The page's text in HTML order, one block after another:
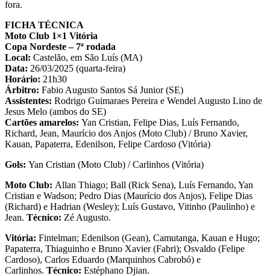
fora.
FICHA TÉCNICA
Moto Club 1×1 Vitória
Copa Nordeste – 7ª rodada
Local: Castelão, em São Luís (MA)
Data: 26/03/2025 (quarta-feira)
Horário: 21h30
Árbitro: Fabio Augusto Santos Sá Junior (SE)
Assistentes: Rodrigo Guimaraes Pereira e Wendel Augusto Lino de
Jesus Melo (ambos do SE)
Cartões amarelos: Yan Cristian, Felipe Dias, Luís Fernando,
Richard, Jean, Maurício dos Anjos (Moto Club) / Bruno Xavier,
Kauan, Papaterra, Edenilson, Felipe Cardoso (Vitória)
Gols: Yan Cristian (Moto Club) / Carlinhos (Vitória)
Moto Club: Allan Thiago; Ball (Rick Sena), Luís Fernando, Yan
Cristian e Wadson; Pedro Dias (Maurício dos Anjos), Felipe Dias
(Richard) e Hadrian (Wesley); Luís Gustavo, Vitinho (Paulinho) e
Jean. Técnico: Zé Augusto.
Vitória: Fintelman; Edenilson (Gean), Camutanga, Kauan e Hugo;
Papaterra, Thiaguinho e Bruno Xavier (Fabri); Osvaldo (Felipe
Cardoso), Carlos Eduardo (Marquinhos Cabrobó) e
Carlinhos. Técnico: Estéphano Djian.